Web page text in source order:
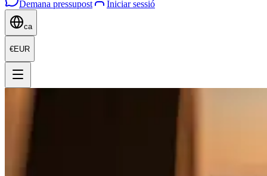
Demana pressupost Iniciar sessió
ca
€EUR